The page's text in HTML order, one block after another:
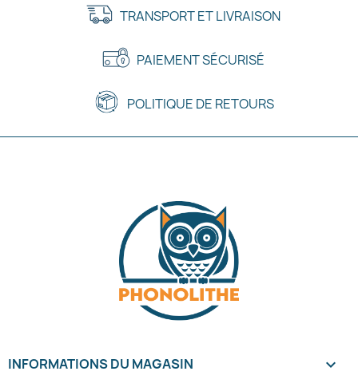
TRANSPORT ET LIVRAISON
PAIEMENT SÉCURISÉ
POLITIQUE DE RETOURS
INFORMATIONS DU MAGASIN keyboard_arrow_down